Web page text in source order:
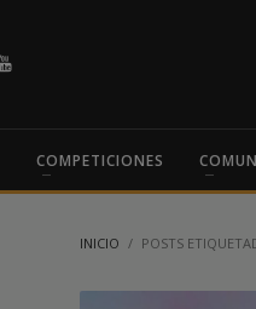
COMPETICIONES
INICIO POSTS